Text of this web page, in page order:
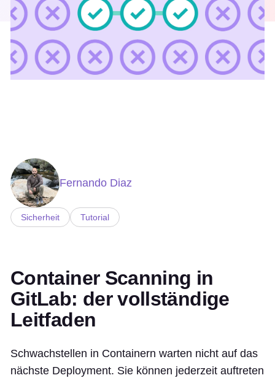
Fernando Diaz
Sicherheit Tutorial
Container Scanning in
GitLab: der vollständige
Leitfaden
Schwachstellen in Containern warten nicht auf das
nächste Deployment. Sie können jederzeit auftreten